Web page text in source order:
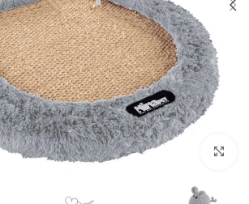
برای بزرگنمایی کلیک کنید